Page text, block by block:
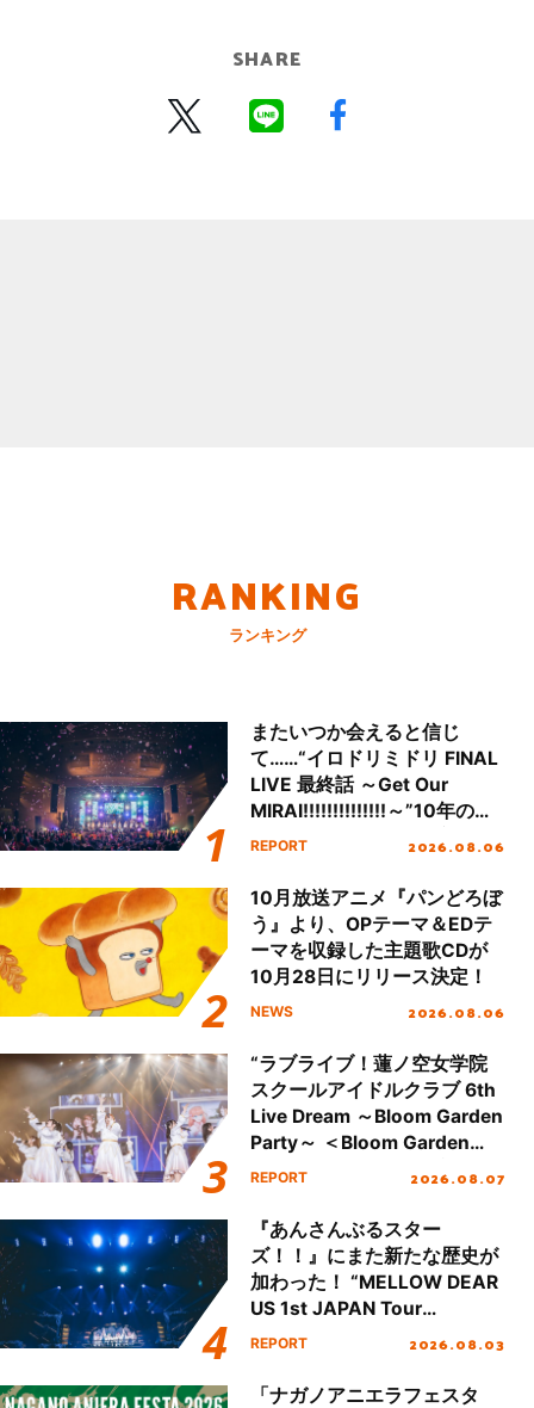
SHARE
RANKING
ランキング
またいつか会えると信じ
て……“イロドリミドリ FINAL
LIVE 最終話 ～Get Our
MIRAI!!!!!!!!!!!!!!～”10年の活
動を経てファイナルを迎える
REPORT 2026.08.06
10月放送アニメ『パンどろぼ
う』より、OPテーマ＆EDテ
ーマを収録した主題歌CDが
10月28日にリリース決定！
NEWS 2026.08.06
“ラブライブ！蓮ノ空女学院
スクールアイドルクラブ 6th
Live Dream ～Bloom Garden
Party～ ＜Bloom Garden
Party Stage／埼玉公演＞”
REPORT 2026.08.07
『あんさんぶるスター
ズ！！』にまた新たな歴史が
加わった！ “MELLOW DEAR
US 1st JAPAN Tour
Final「NICE to meet YOU
ート!!
REPORT 2026.08.03
「ナガノアニエラフェスタ